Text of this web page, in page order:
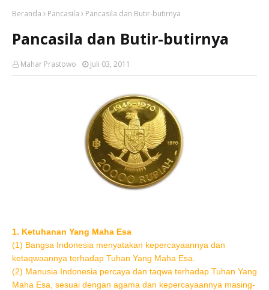
Tidak Berhenti di Panggung Wisuda
Beranda Pancasila Pancasila dan Butir-butirnya
Pancasila dan Butir-butirnya
Mahar Prastowo Juli 03, 2011
1. Ketuhanan Yang Maha Esa
(1) Bangsa Indonesia menyatakan kepercayaannya dan
ketaqwaannya terhadap Tuhan Yang Maha Esa.
(2) Manusia Indonesia percaya dan taqwa terhadap Tuhan Yang
Maha Esa, sesuai dengan agama dan kepercayaannya masing-